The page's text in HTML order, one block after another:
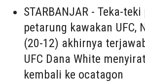
STARBANJAR - Teka-
petarung kawakan UFC,
(20-12) akhirnya
UFC Dana White
kembali ke ocatagon